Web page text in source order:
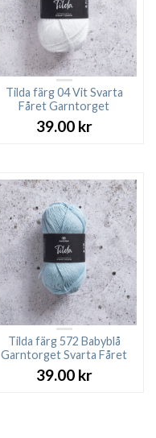
Tilda färg 04 Vit Svarta
Fåret Garntorget
39.00 kr
Tilda färg 572 Babyblå
Garntorget Svarta Fåret
39.00 kr